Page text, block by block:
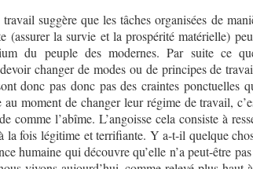
suggère que les tâches organisées de
(assurer la survie et la prospérité matérielle)
du peuple des modernes. Par suite ce
changer de modes ou de principes de
donc pas donc pas des craintes ponctuelles
moment de changer leur régime de travail,
comme l’abîme. L’angoisse cela consiste à
la fois légitime et terrifiante. Y a-t-il quelque
humaine qui découvre qu’elle n’a peut-être